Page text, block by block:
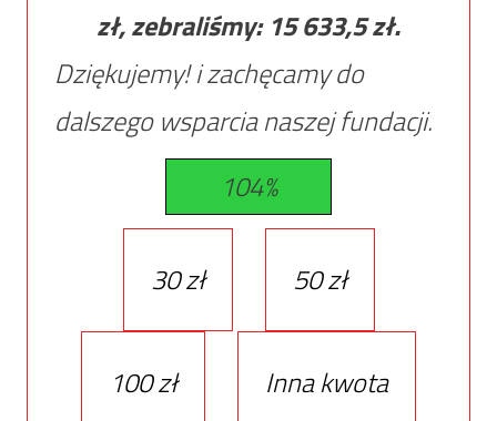
zł, zebraliśmy: 15 633,5zł.
Dziękujemy! i zachęcamy do
dalszego wsparcia naszej fundacji.
104%
30 zł 50 zł
100 zł
Inna kwota